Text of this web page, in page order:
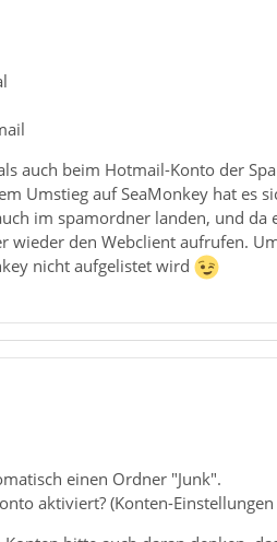
auch beim Hotmail-Konto der
Umstieg auf SeaMonkey hat es
im spamordner landen, und
den Webclient aufrufen.
nicht aufgelistet wird
einen Ordner "Junk".
aktiviert? (Konten-Einstellungen